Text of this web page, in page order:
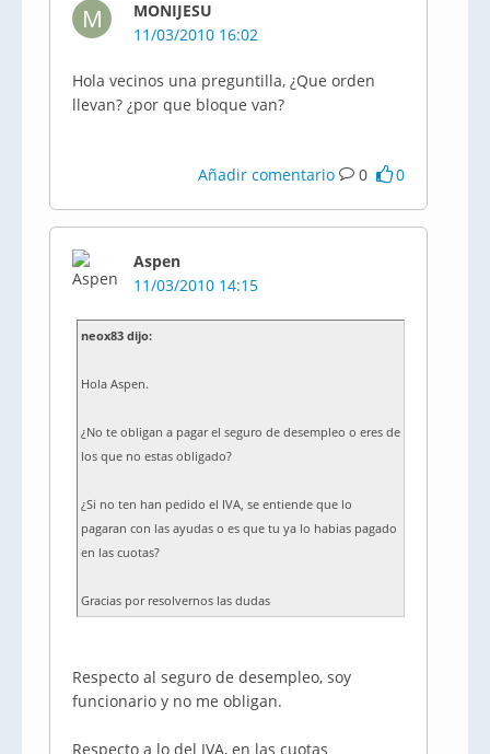
M
MONIJESU
11/03/2010 16:02
Hola vecinos una preguntilla, ¿Que orden
llevan? ¿por que bloque van?
Añadir comentario 0 0
Aspen
11/03/2010 14:15
neox83 dijo:
Hola Aspen.
¿No te obligan a pagar el seguro de desempleo o eres de
los que no estas obligado?
¿Si no ten han pedido el IVA, se entiende que lo
pagaran con las ayudas o es que tu ya lo habias pagado
en las cuotas?
Gracias por resolvernos las dudas
Respecto al seguro de desempleo, soy
funcionario y no me obligan.
Respecto a lo del IVA, en las cuotas